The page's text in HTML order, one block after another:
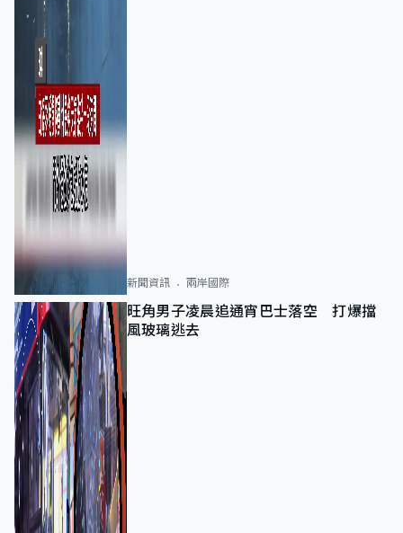
新聞資訊 兩岸國際
旺角男子凌晨追通宵巴士落空 打爆擋
風玻璃逃去